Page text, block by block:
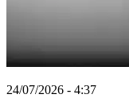
24/07/2026 - 4:37